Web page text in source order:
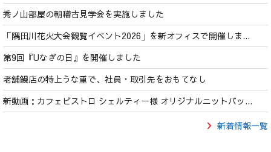
秀ノ山部屋の朝稽古見学会を実施しました
「隅田川花火大会観覧イベント2026」を新オフィスで開催しま...
第9回『Uなぎの日』を開催しました
老舗鰻店の特上うな重で、社員・取引先をおもてなし
新動画：カフェビストロ シェルティー様 オリジナルニットバッ...
新着情報一覧